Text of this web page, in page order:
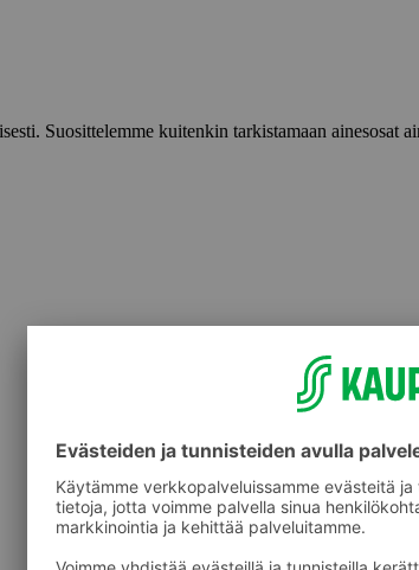
Suosittelemme kuitenkin tarkistamaan ainesosat